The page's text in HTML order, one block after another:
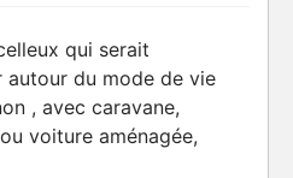
qui serait
autour du mode de vie
, avec caravane,
voiture aménagée,